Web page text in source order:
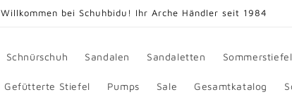
Willkommen bei Schuhbidu! Ihr Arche Händler seit 1984
Schnürschuh Sandalen Sandaletten Sommerstiefel
Gefütterte Stiefel Pumps Sale Gesamtkatalog